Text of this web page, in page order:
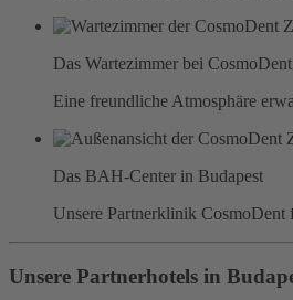
Das Wartezimmer bei
Eine freundliche Atmosphäre
Das BAH-Center in Budapest
Unsere Partnerklinik
Unsere Partnerhotels in